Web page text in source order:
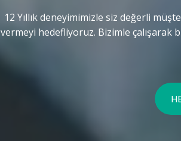
12 Yıllık deneyimimizle siz değerli
vermeyi hedefliyoruz. Bizimle